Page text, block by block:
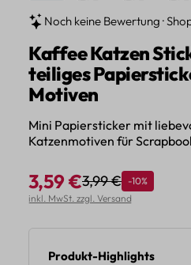
Noch keine Bewertung ·
Kaffee Katzen
teiliges
Motiven
Mini Papiersticker mit
Katzenmotiven für
Verkaufspreis:
3,59 €Regulärer Preis:
3,99 € Rabatt
-10%
inkl. MwSt. zzgl. Versand
Produkt-Highlights